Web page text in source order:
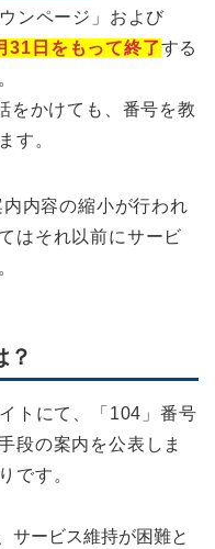
ンページ」および
31日をもって終了する
をかけても、番号を教
す。
内容の縮小が行われ
はそれ以前にサービ
？
トにて、「104」番号
段の案内を公表しま
です。
サービス維持が困難と